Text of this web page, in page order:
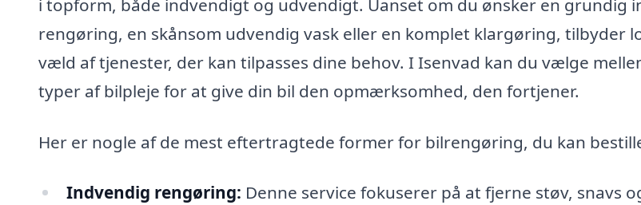
i topform, både indvendigt og udvendigt. Uanset om du ønsker en grundig
rengøring, en skånsom udvendig vask eller en komplet klargøring, tilbyder
væld af tjenester, der kan tilpasses dine behov. I Isenvad kan du vælge
typer af bilpleje for at give din bil den opmærksomhed, den fortjener.
Her er nogle af de mest eftertragtede former for bilrengøring, du kan
Indvendig rengøring: Denne service fokuserer på at fjerne støv, snavs